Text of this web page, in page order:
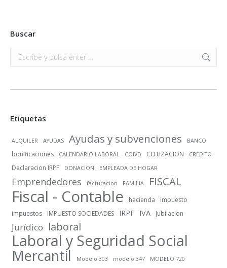
Buscar
Buscar:
Etiquetas
ALQUILER AYUDAS Ayudas y subvenciones BANCO
bonificaciones CALENDARIO LABORAL COIVD COTIZACION CREDITO
Declaracion IRPF DONACION EMPLEADA DE HOGAR
Emprendedores facturacion FAMILIA FISCAL
Fiscal - Contable hacienda
impuesto
impuestos
IMPUESTO SOCIEDADES IRPF IVA Jubilacion
Jurídico laboral
Laboral y Seguridad Social
Mercantil Modelo 303 modelo 347
MODELO 720